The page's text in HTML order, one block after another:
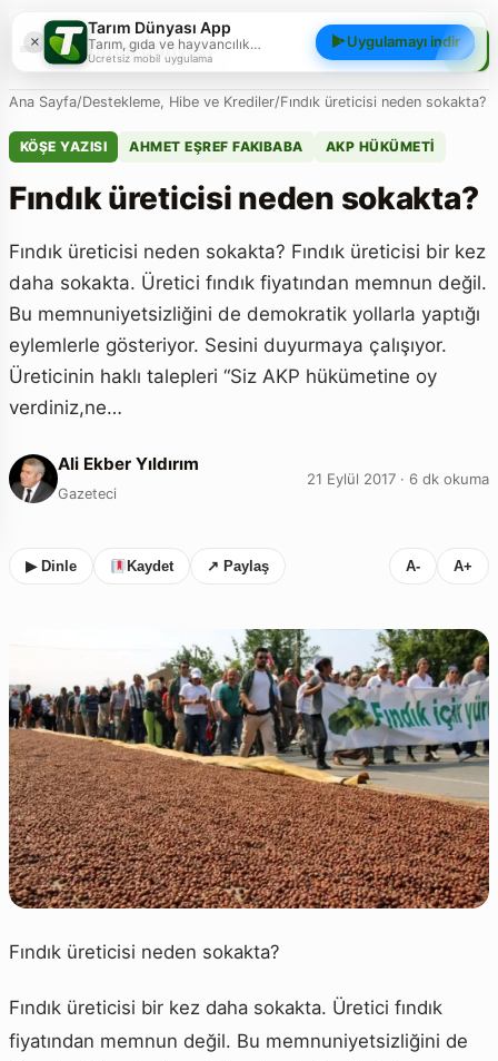
Tarım Dünyası
Ana Sayfa/Destekleme, Hibe ve Krediler/Fındık üreticisi neden sokakta?
KÖŞE YAZISI AHMET EŞREF FAKIBABA AKP HÜKÜMETI
Fındık üreticisi neden sokakta?
Fındık üreticisi neden sokakta? Fındık üreticisi bir kez
daha sokakta. Üretici fındık fiyatından memnun değil.
Bu memnuniyetsizliğini de demokratik yollarla yaptığı
eylemlerle gösteriyor. Sesini duyurmaya çalışıyor.
Üreticinin haklı talepleri “Siz AKP hükümetine oy
verdiniz,ne…
Ali Ekber Yıldırım
Gazeteci
21 Eylül 2017 · 6 dk okuma
▶ Dinle Kaydet ↗ Paylaş A- A+
Fındık üreticisi neden sokakta?
Fındık üreticisi bir kez daha sokakta. Üretici fındık
fiyatından memnun değil. Bu memnuniyetsizliğini de
×
Tarım Dünyası App
Tarım, gıda ve hayvancılık
gündemini; haberler, yazılar, videolar
ve piyasa verileriyle cebinizden
takip edin.
Ücretsiz mobil uygulama
Uygulamayı indir